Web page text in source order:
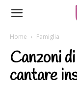
Home Famiglia
Canzoni
cantare